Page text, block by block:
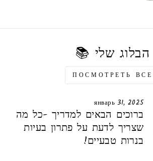
הבלוג שלי 📚
ПОСМОТРЕТЬ ВСЕ
январь 31, 2025
ברוכים הבאים למדריך -כל מה
שצריך לדעת על פתרון בעיות
בנרות טבעיים!